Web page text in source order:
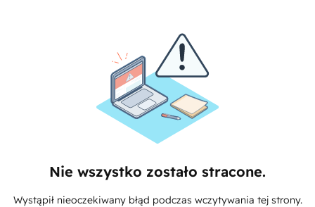
Nie wszystko zostało stracone.
Wystąpił nieoczekiwany błąd podczas wczytywania tej strony.